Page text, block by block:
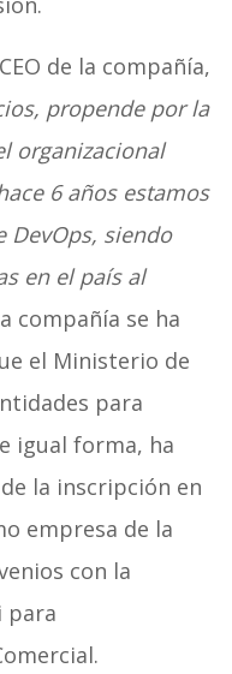
de la compañía,
propende por la
organizacional
6 años estamos
DevOps, siendo
en el país al
compañía se ha
el Ministerio de
para
igual forma, ha
la inscripción en
empresa de la
con la
para